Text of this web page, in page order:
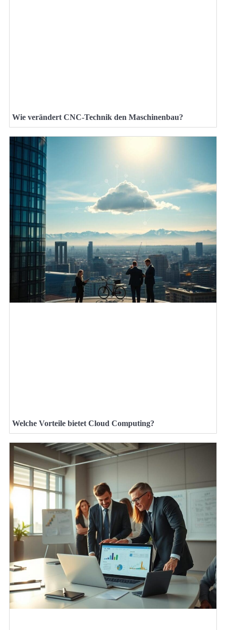
Wie verändert CNC-Technik den Maschinenbau?
Welche Vorteile bietet Cloud Computing?